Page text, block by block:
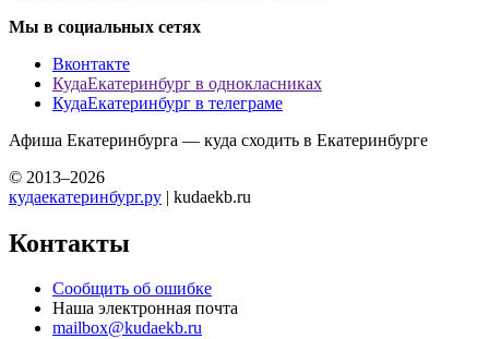
Мы в социальных сетях
Вконтакте
КудаЕкатеринбург в однокласниках
КудаЕкатеринбург в телеграме
Афиша Екатеринбурга — куда сходить в Екатеринбурге
© 2013–2026
кудаекатеринбург.ру | kudaekb.ru
Контакты
Сообщить об ошибке
Наша электронная почта
mailbox@kudaekb.ru